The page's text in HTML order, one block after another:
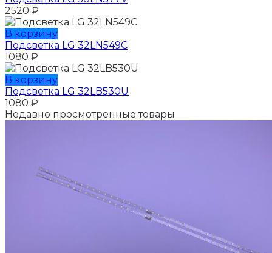
2520 ₽
В корзину
Подсветка LG 32LN549C
1080 ₽
В корзину
Подсветка LG 32LB530U
1080 ₽
Недавно просмотренные товары